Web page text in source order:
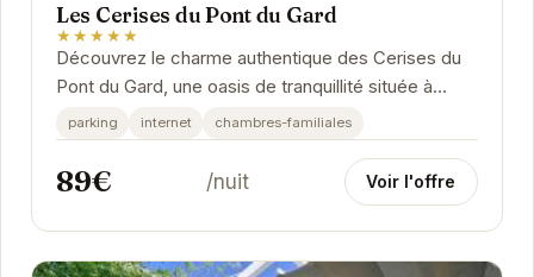
Les Cerises du Pont du Gard
★★★★★
Découvrez le charme authentique des Cerises du
Pont du Gard, une oasis de tranquillité située à
proximité du majestueux Pont du Gard. Plongez...
parking internet chambres-familiales
89€ /nuit Voir l'offre